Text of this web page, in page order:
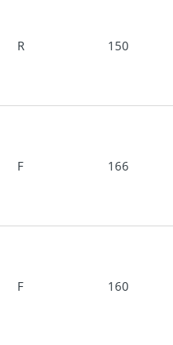
R 150
F 166
F 160